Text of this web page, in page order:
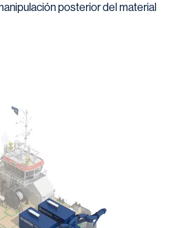
posterior del material